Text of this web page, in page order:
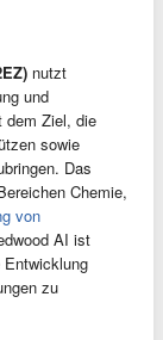
nutzt
und
dem Ziel, die
sowie
Das
Chemie,
von
AI ist
Entwicklung
zu